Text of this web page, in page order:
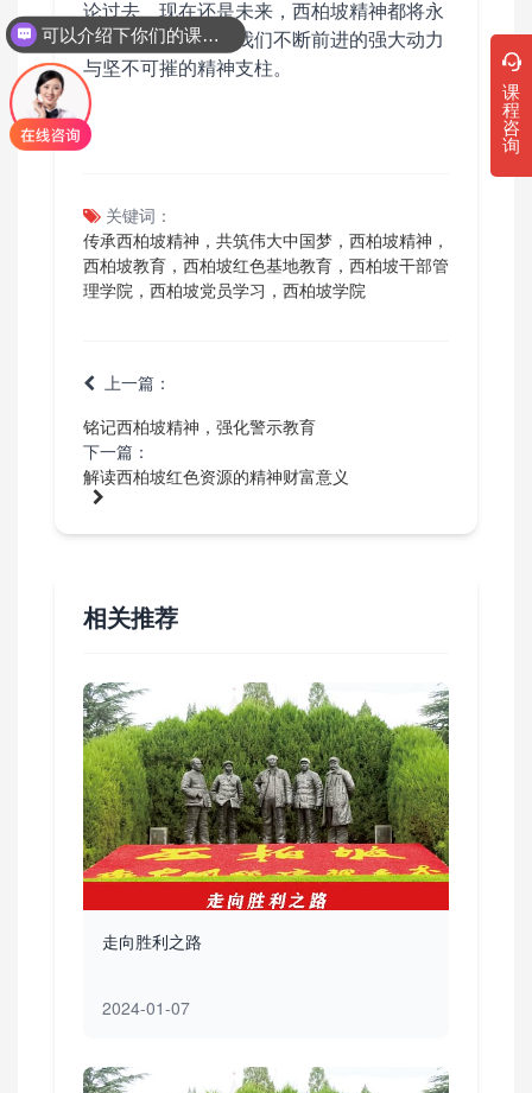
论过去、现在还是未来，西柏坡精神都将永
远熠熠生辉，成为我们不断前进的强大动力
与坚不可摧的精神支柱。
关键词：
传承西柏坡精神，共筑伟大中国梦，西柏坡精神，
西柏坡教育，西柏坡红色基地教育，西柏坡干部管
理学院，西柏坡党员学习，西柏坡学院
上一篇：
铭记西柏坡精神，强化警示教育
下一篇：
解读西柏坡红色资源的精神财富意义
相关推荐
走向胜利之路
2024-01-07
课
程
咨
询